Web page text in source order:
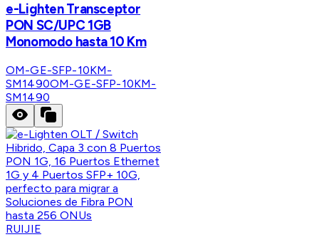
e-Lighten Transceptor
PON SC/UPC 1GB
Monomodo hasta 10 Km
OM-GE-SFP-10KM-
SM1490OM-GE-SFP-10KM-
SM1490
RUIJIE